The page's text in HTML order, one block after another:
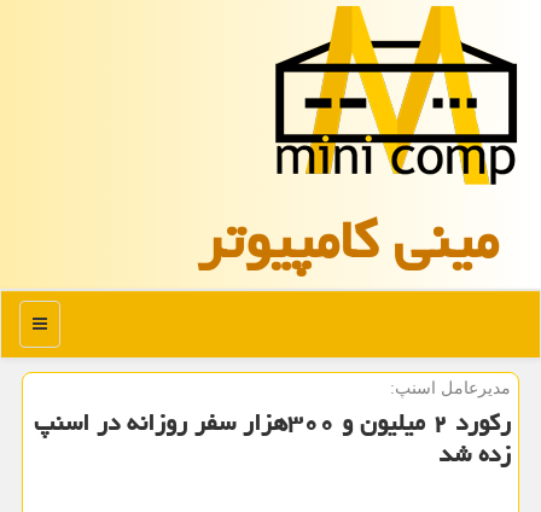
مینی كامپیوتر
منو
مدیرعامل اسنپ:
ركورد ۲ میلیون و ۳۰۰هزار سفر روزانه در اسنپ
زده شد